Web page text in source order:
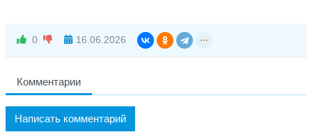
0 16.06.2026
Комментарии
Написать комментарий